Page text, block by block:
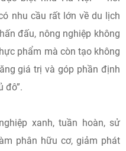
nhu cầu rất lớn về du lịch
đấu, nông nghiệp không
phẩm mà còn tạo không
giá trị và góp phần định
đô”.
xanh, tuần hoàn, sử
phân hữu cơ, giảm phát